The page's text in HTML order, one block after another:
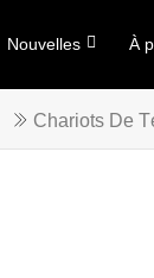
Nouvelles À
Chariots De